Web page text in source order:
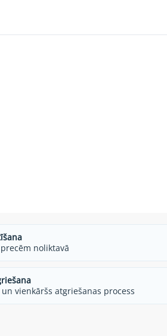
noliktavā
vienkāršs atgriešanas process